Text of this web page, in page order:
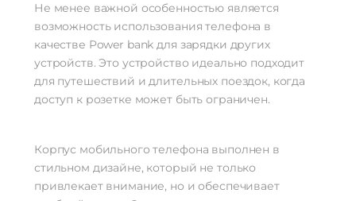
Не менее важной особенностью является
возможность использования телефона в
качестве Power bank для зарядки других
устройств. Это устройство идеально подходит
для путешествий и длительных поездок, когда
доступ к розетке может быть ограничен.
Корпус мобильного телефона выполнен в
стильном дизайне, который не только
привлекает внимание, но и обеспечивает